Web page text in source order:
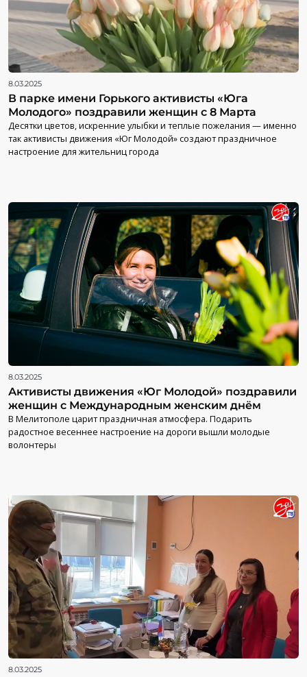
8.03.2025
В парке имени Горького активисты «Юга
Молодого» поздравили женщин с 8 Марта
Десятки цветов, искренние улыбки и теплые пожелания — именно
так активисты движения «Юг Молодой» создают праздничное
настроение для жительниц города
8.03.2025
Активисты движения «Юг Молодой» поздравили
женщин с Международным женским днём
В Мелитополе царит праздничная атмосфера. Подарить
радостное весеннее настроение на дороги вышли молодые
волонтеры
8.03.2025